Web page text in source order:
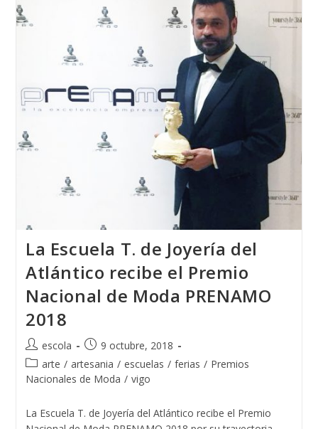
Realizada
Por
Una
T.
De
Joyería
Atlántico
La Escuela T. de Joyería del
Atlántico recibe el Premio
Nacional de Moda PRENAMO
2018
Autor
de
la
escola
Publicación
de
la
9 octubre, 2018
Categoría
de
entrada:
arte / artesania / escuelas / ferias / Premios
Nacionales de Moda / vigo
La Escuela T. de Joyería del Atlántico recibe el Premio